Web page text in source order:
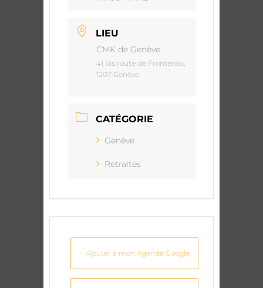
LIEU
CMK de Genève
41 bis route de Frontenex,
1207 Genève
CATÉGORIE
Genève
Retraites
+ Ajouter à mon Agenda Google